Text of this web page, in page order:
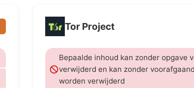
Tor Project
Bepaalde inhoud kan zonder opgave
verwijderd en kan zonder
worden verwijderd